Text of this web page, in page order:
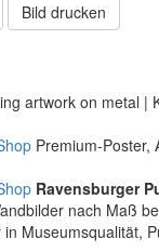
Bild drucken
artwork on metal |
Premium-Poster,
Ravensburger
nach Maß
in Museumsqualität,